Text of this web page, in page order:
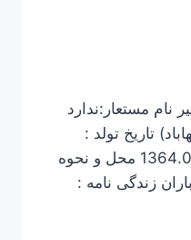
نام مستعار:ندارد
تاریخ تولد :
1340 تاریخ جانباختن :1364.07.01 محل و نحوه
زندگی نامه :